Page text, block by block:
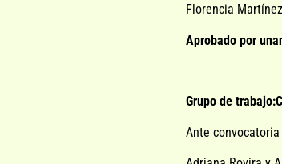
Florencia
Aprobado por
Grupo de
Ante